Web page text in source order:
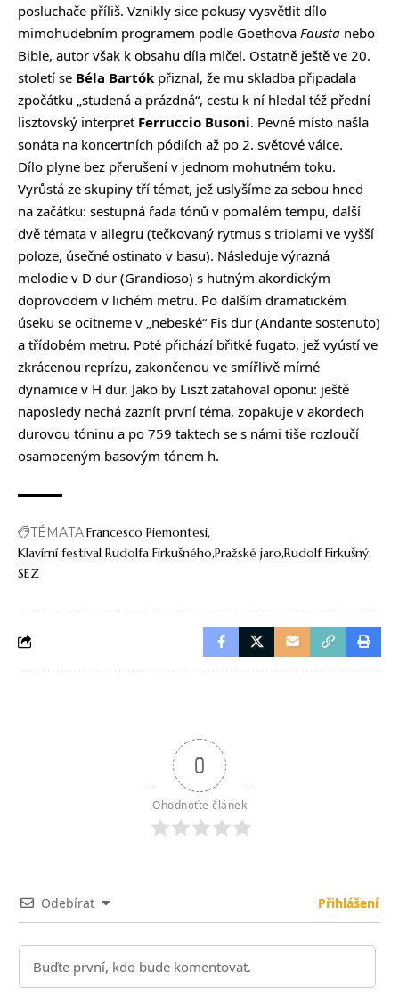
posluchače příliš. Vznikly sice pokusy vysvětlit dílo
mimohudebním programem podle Goethova Fausta nebo
Bible, autor však k obsahu díla mlčel. Ostatně ještě ve 20.
století se Béla Bartók přiznal, že mu skladba připadala
zpočátku „studená a prázdná“, cestu k ní hledal též přední
lisztovský interpret Ferruccio Busoni. Pevné místo našla
sonáta na koncertních pódiích až po 2. světové válce.
Dílo plyne bez přerušení v jednom mohutném toku.
Vyrůstá ze skupiny tří témat, jež uslyšíme za sebou hned
na začátku: sestupná řada tónů v pomalém tempu, další
dvě témata v allegru (tečkovaný rytmus s triolami ve vyšší
poloze, úsečné ostinato v basu). Následuje výrazná
melodie v D dur (Grandioso) s hutným akordickým
doprovodem v lichém metru. Po dalším dramatickém
úseku se ocitneme v „nebeské“ Fis dur (Andante sostenuto)
a třídobém metru. Poté přichází břitké fugato, jež vyústí ve
zkrácenou reprízu, zakončenou ve smířlivě mírné
dynamice v H dur. Jako by Liszt zatahoval oponu: ještě
naposledy nechá zaznít první téma, zopakuje v akordech
durovou tóninu a po 759 taktech se s námi tiše rozloučí
osamoceným basovým tónem h.
TÉMATAFrancesco Piemontesi
Klavírní festival Rudolfa Firkušného Pražské jaro Rudolf Firkušný
SEZ
0
Ohodnoťte článek
Odebírat Přihlášení